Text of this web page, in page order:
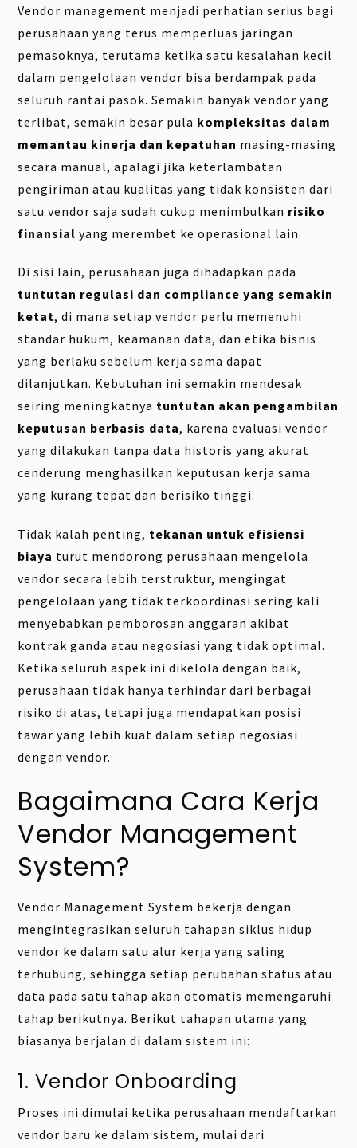
Vendor management menjadi perhatian serius bagi
perusahaan yang terus memperluas jaringan
pemasoknya, terutama ketika satu kesalahan kecil
dalam pengelolaan vendor bisa berdampak pada
seluruh rantai pasok. Semakin banyak vendor yang
terlibat, semakin besar pula kompleksitas dalam
memantau kinerja dan kepatuhan masing-masing
secara manual, apalagi jika keterlambatan
pengiriman atau kualitas yang tidak konsisten dari
satu vendor saja sudah cukup menimbulkan risiko
finansial yang merembet ke operasional lain.
Di sisi lain, perusahaan juga dihadapkan pada
tuntutan regulasi dan compliance yang semakin
ketat, di mana setiap vendor perlu memenuhi
standar hukum, keamanan data, dan etika bisnis
yang berlaku sebelum kerja sama dapat
dilanjutkan. Kebutuhan ini semakin mendesak
seiring meningkatnya tuntutan akan pengambilan
keputusan berbasis data, karena evaluasi vendor
yang dilakukan tanpa data historis yang akurat
cenderung menghasilkan keputusan kerja sama
yang kurang tepat dan berisiko tinggi.
Tidak kalah penting, tekanan untuk efisiensi
biaya turut mendorong perusahaan mengelola
vendor secara lebih terstruktur, mengingat
pengelolaan yang tidak terkoordinasi sering kali
menyebabkan pemborosan anggaran akibat
kontrak ganda atau negosiasi yang tidak optimal.
Ketika seluruh aspek ini dikelola dengan baik,
perusahaan tidak hanya terhindar dari berbagai
risiko di atas, tetapi juga mendapatkan posisi
tawar yang lebih kuat dalam setiap negosiasi
dengan vendor.
Bagaimana Cara Kerja
Vendor Management
System?
Vendor Management System bekerja dengan
mengintegrasikan seluruh tahapan siklus hidup
vendor ke dalam satu alur kerja yang saling
terhubung, sehingga setiap perubahan status atau
data pada satu tahap akan otomatis memengaruhi
tahap berikutnya. Berikut tahapan utama yang
biasanya berjalan di dalam sistem ini:
1. Vendor Onboarding
Proses ini dimulai ketika perusahaan mendaftarkan
vendor baru ke dalam sistem, mulai dari